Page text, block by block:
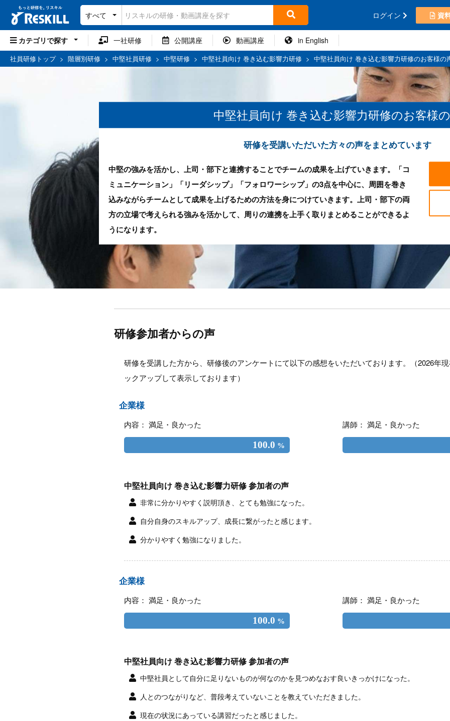
すべて ログイン 資
カテゴリで探す 一社研修 公開講座 動画講座 in English
社員研修トップ> 階層別研修 > 中堅社員研修 > 中堅研修 > 中堅社員向け 巻き込む影響力研修 > 中堅社員向け 巻き込む影響力研修のお客様の
中堅社員向け 巻き込む影響力研修のお客様
研修を受講いただいた方々の声をまとめています
中堅の強みを活かし、上司・部下と連携することでチームの成果を上げていきます。「コ
ミュニケーション」「リーダシップ」「フォロワーシップ」の3点を中心に、周囲を巻き
込みながらチームとして成果を上げるための方法を身につけていきます。上司・部下の両
方の立場で考えられる強みを活かして、周りの連携を上手く取りまとめることができるよ
うになります。
研修参加者からの声
研修を受講した方から、研修後のアンケートにて以下の感想をいただいております。（2026年
ックアップして表示しております）
企業様
内容： 満足・良かった
100.0 %
講師： 満足・良かった
中堅社員向け 巻き込む影響力研修 参加者の声
非常に分かりやすく説明頂き、とても勉強になった。
自分自身のスキルアップ、成長に繋がったと感じます。
分かりやすく勉強になりました。
企業様
内容： 満足・良かった
100.0 %
講師： 満足・良かった
中堅社員向け 巻き込む影響力研修 参加者の声
中堅社員として自分に足りないものが何なのかを見つめなおす良いきっかけになった。
人とのつながりなど、普段考えていないことを教えていただきました。
現在の状況にあっている講習だったと感じました。